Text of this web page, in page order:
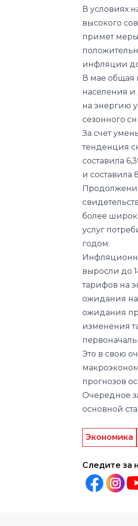
В условиях
высокого
примет
инфляции до
В мае общая
населения и
на энергию
сезонного
За счет
тенденция
составила
и составила
более
услуг
годом.
выросли до
тарифов на
ожидания
ожидания
изменения
Это в свою
прогнозов
Очередное
основной
Экономика
Следите за